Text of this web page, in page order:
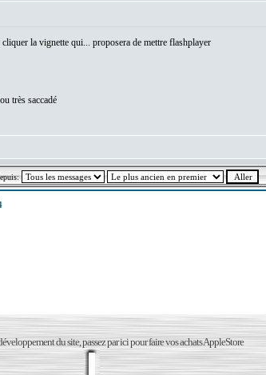
la vignette qui... proposera de mettre flashplayer
très saccadé
du site, passez par ici pour faire vos achats AppleStore